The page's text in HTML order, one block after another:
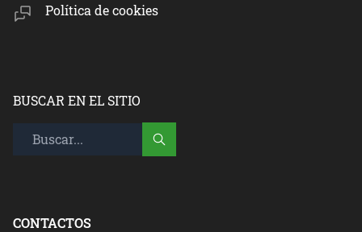
Política de cookies
BUSCAR EN EL SITIO
CONTACTOS